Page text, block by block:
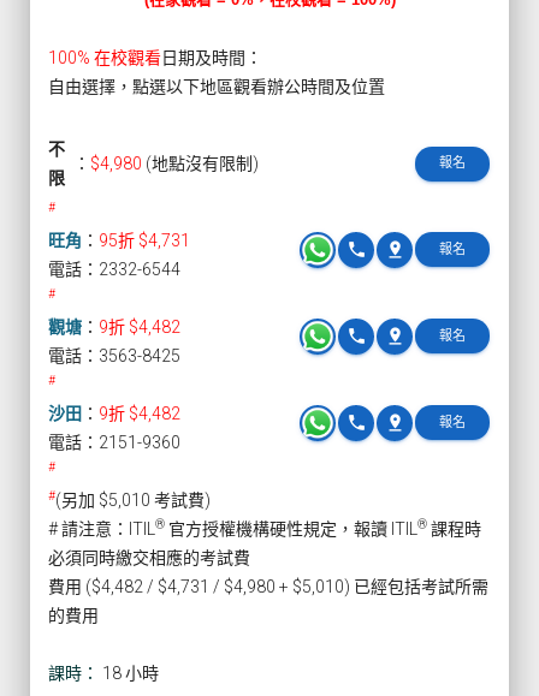
100% 在校觀看日期及時間：
自由選擇，點選以下地區觀看辦公時間及位置
不
限
： $4,980 (地點沒有限制) 報名
#
旺角 ： 95折 $4,731 報名
pin_drop
phone
電話：2332-6544
#
觀塘 ： 9折 $4,482 報名
pin_drop
phone
電話：3563-8425
#
沙田 ： 9折 $4,482 報名
pin_drop
phone
電話：2151-9360
#
#(另加 $5,010 考試費)
# 請注意：ITIL
® 官方授權機構硬性規定，報讀 ITIL ® 課程時
必須同時繳交相應的考試費
費用 ($4,482 / $4,731 / $4,980 + $5,010) 已經包括考試所需
的費用
課時： 18 小時